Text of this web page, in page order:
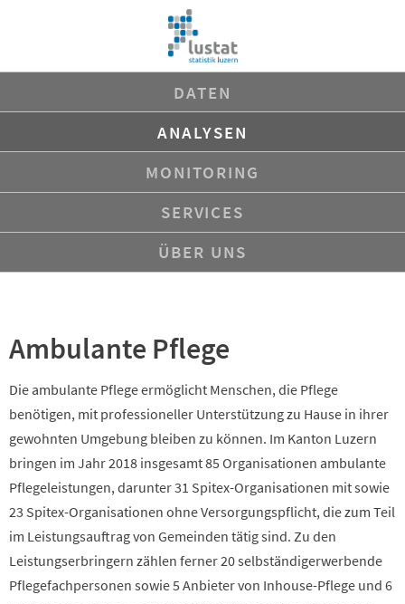
DATEN
ANALYSEN
MONITORING
SERVICES
ÜBER UNS
Ambulante Pflege
Die ambulante Pflege ermöglicht Menschen, die Pflege
benötigen, mit professioneller Unterstützung zu Hause in ihrer
gewohnten Umgebung bleiben zu können. Im Kanton Luzern
bringen im Jahr 2018 insgesamt 85 Organisationen ambulante
Pflegeleistungen, darunter 31 Spitex-Organisationen mit sowie
23 Spitex-Organisationen ohne Versorgungspflicht, die zum Teil
im Leistungsauftrag von Gemeinden tätig sind. Zu den
Leistungserbringern zählen ferner 20 selbständigerwerbende
Pflegefachpersonen sowie 5 Anbieter von Inhouse-Pflege und 6